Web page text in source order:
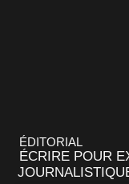
ÉDITORIAL
ÉCRIRE POUR